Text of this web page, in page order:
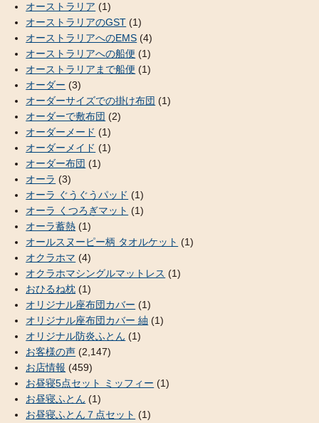
オーストラリア (1)
オーストラリアのGST (1)
オーストラリアへのEMS (4)
オーストラリアへの船便 (1)
オーストラリアまで船便 (1)
オーダー (3)
オーダーサイズでの掛け布団 (1)
オーダーで敷布団 (2)
オーダーメード (1)
オーダーメイド (1)
オーダー布団 (1)
オーラ (3)
オーラ ぐうぐうパッド (1)
オーラ くつろぎマット (1)
オーラ蓄熱 (1)
オールスヌーピー柄 タオルケット (1)
オクラホマ (4)
オクラホマシングルマットレス (1)
おひるね枕 (1)
オリジナル座布団カバー (1)
オリジナル座布団カバー 紬 (1)
オリジナル防炎ふとん (1)
お客様の声 (2,147)
お店情報 (459)
お昼寝5点セット ミッフィー (1)
お昼寝ふとん (1)
お昼寝ふとん７点セット (1)